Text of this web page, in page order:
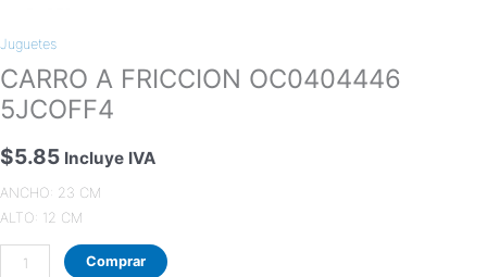
Juguetes
CARRO A FRICCION OC0404446
5JCOFF4
$5.85 Incluye IVA
ANCHO: 23 CM
ALTO: 12 CM
Comprar